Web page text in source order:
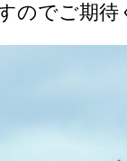
のでご期待